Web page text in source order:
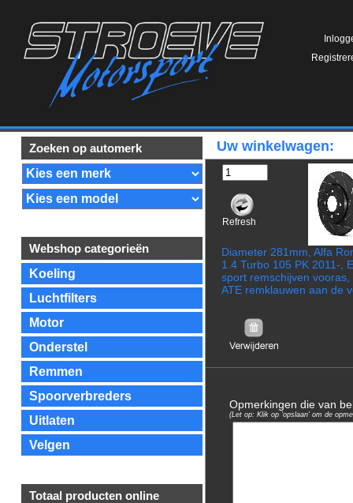
Zoeken op automerk
Webshop categorieën
Koeling
Luchtfilters
Motor
Onderstel
Remmen
Spoorverbreders
Uitlaten
Velgen
Totaal producten online
Uw winkelwagen:
Refresh
Diameter 281mm, Alfa
1.4 Turbo 105 PK 2011-,
sport remschijven
ATE remklauwen aan de
Opmerkingen die van
(Let op: Klik op 'opslaan' om de